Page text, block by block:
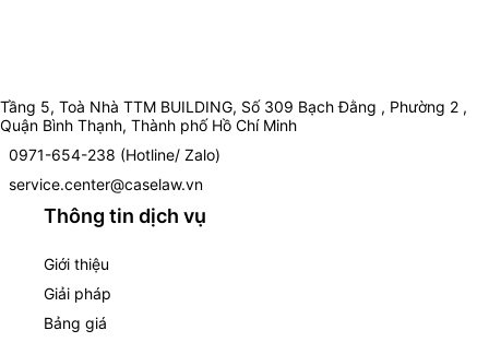
Tầng 5, Toà Nhà TTM BUILDING, Số 309 Bạch Đằng , Phường 2 ,
Quận Bình Thạnh, Thành phố Hồ Chí Minh
0971-654-238 (Hotline/ Zalo)
service.center@caselaw.vn
Thông tin dịch vụ
Giới thiệu
Giải pháp
Bảng giá